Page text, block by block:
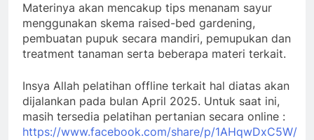
Materinya akan mencakup tips menanam sayur
menggunakan skema raised-bed gardening,
pembuatan pupuk secara mandiri, pemupukan dan
treatment tanaman serta beberapa materi terkait.
Insya Allah pelatihan offline terkait hal diatas akan
dijalankan pada bulan April 2025. Untuk saat ini,
masih tersedia pelatihan pertanian secara online :
https://www.facebook.com/share/p/1AHqwDxC5W/